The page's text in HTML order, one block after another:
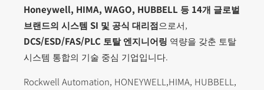
Honeywell, HIMA, WAGO, HUBBELL 등 14개 글로벌
브랜드의 시스템 SI 및 공식 대리점으로서,
DCS/ESD/FAS/PLC 토탈 엔지니어링 역량을 갖춘 토탈
시스템 통합의 기술 중심 기업입니다.
Rockwell Automation, HONEYWELL,HIMA, HUBBELL,